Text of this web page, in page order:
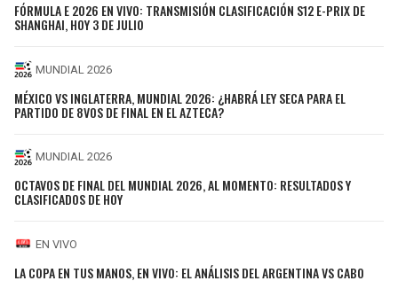
FÓRMULA E 2026 EN VIVO: TRANSMISIÓN CLASIFICACIÓN S12 E-PRIX DE
SHANGHAI, HOY 3 DE JULIO
MUNDIAL 2026
MÉXICO VS INGLATERRA, MUNDIAL 2026: ¿HABRÁ LEY SECA PARA EL
PARTIDO DE 8VOS DE FINAL EN EL AZTECA?
MUNDIAL 2026
OCTAVOS DE FINAL DEL MUNDIAL 2026, AL MOMENTO: RESULTADOS Y
CLASIFICADOS DE HOY
EN VIVO
LA COPA EN TUS MANOS, EN VIVO: EL ANÁLISIS DEL ARGENTINA VS CABO